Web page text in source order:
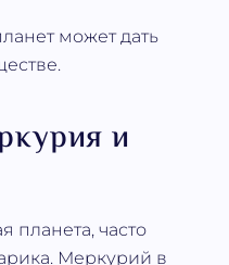
может дать
и
планета, часто
Меркурий в